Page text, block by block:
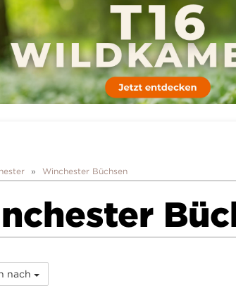
Winchester Büchsen
nach